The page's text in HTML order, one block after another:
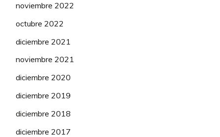
noviembre 2022
octubre 2022
diciembre 2021
noviembre 2021
diciembre 2020
diciembre 2019
diciembre 2018
diciembre 2017